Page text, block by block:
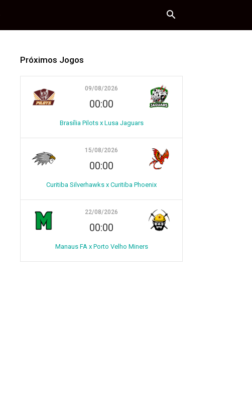
Próximos Jogos
09/08/2026
00:00
Brasília Pilots x Lusa Jaguars
15/08/2026
00:00
Curitiba Silverhawks x Curitiba Phoenix
22/08/2026
00:00
Manaus FA x Porto Velho Miners